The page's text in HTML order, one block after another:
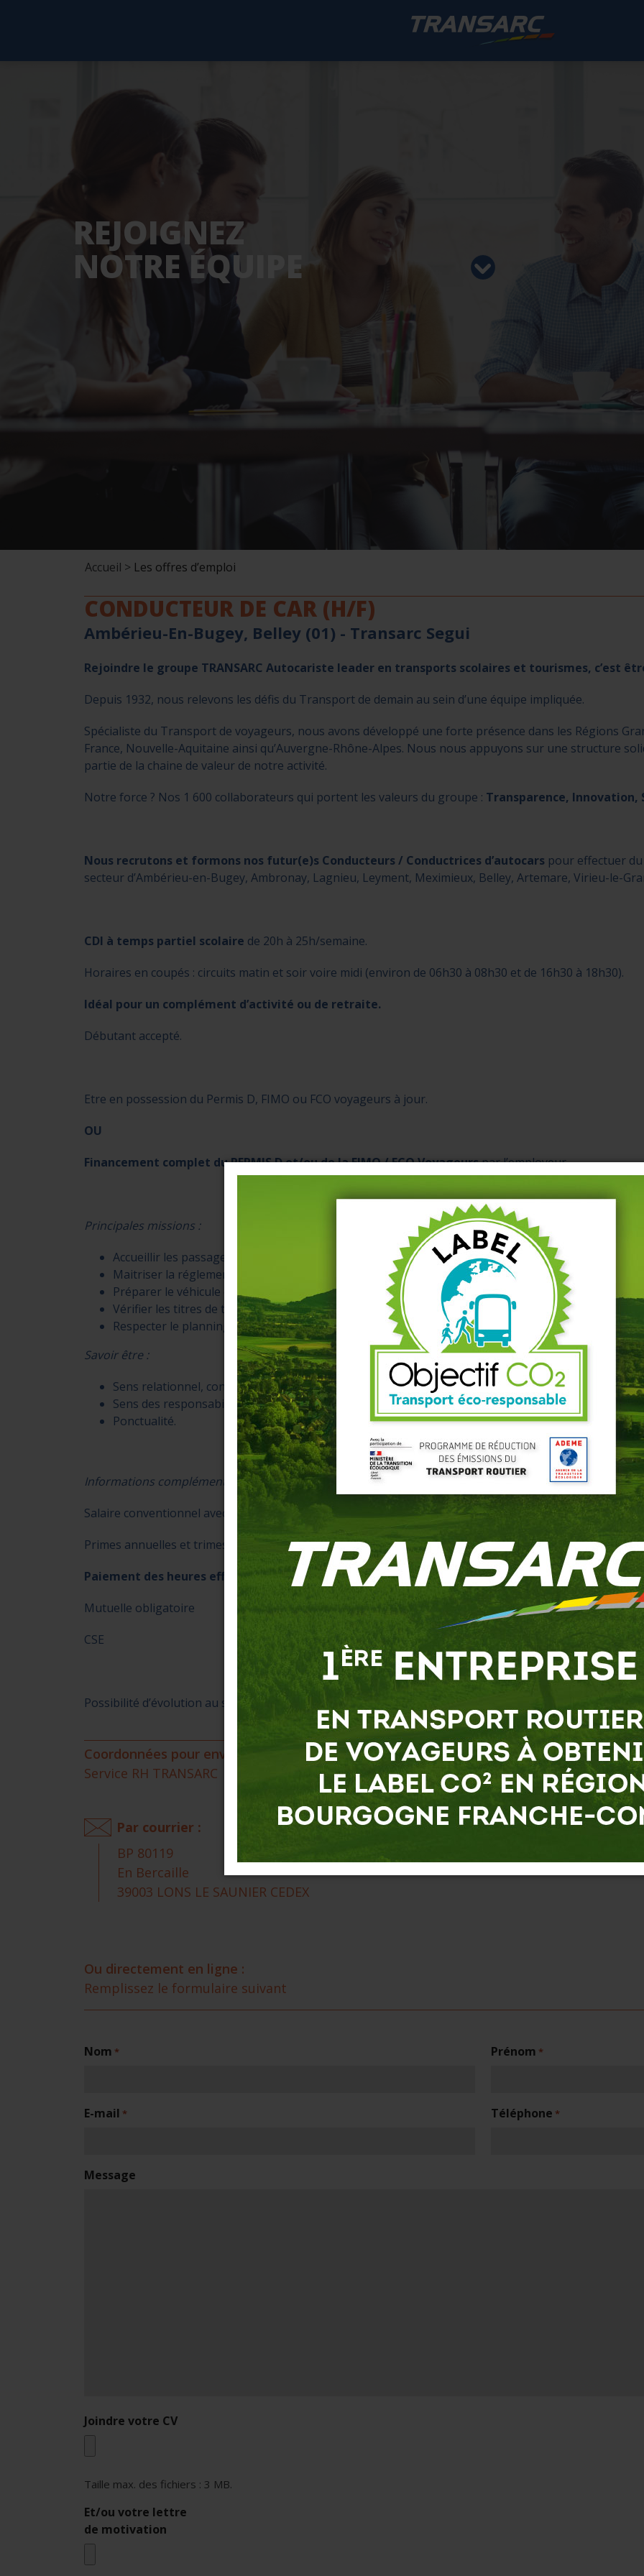
REJOIGNEZ
NOTRE ÉQUIPE
Accueil > Les offres d’emploi
CONDUCTEUR DE CAR (H/F)
Ambérieu-En-Bugey, Belley (01) - Transarc Segui
Rejoindre le groupe TRANSARC Autocariste leader en transports scolaires et tourismes, c’est
Depuis 1932, nous relevons les défis du Transport de demain au sein d’une équipe impliquée.
Spécialiste du Transport de voyageurs, nous avons développé une forte présence dans les Régions
France, Nouvelle-Aquitaine ainsi qu’Auvergne-Rhône-Alpes. Nous nous appuyons sur une structure
partie de la chaine de valeur de notre activité.
Notre force ? Nos 1 600 collaborateurs qui portent les valeurs du groupe : Transparence, Innovation,
Nous recrutons et formons nos futur(e)s Conducteurs / Conductrices d’autocars pour effectuer
secteur d’Ambérieu-en-Bugey, Ambronay, Lagnieu, Leyment, Meximieux, Belley, Artemare, Virieu-le-
CDI à temps partiel scolaire de 20h à 25h/semaine.
Horaires en coupés : circuits matin et soir voire midi (environ de 06h30 à 08h30 et de 16h30 à 18h30).
Idéal pour un complément d’activité ou de retraite.
Débutant accepté.
Etre en possession du Permis D, FIMO ou FCO voyageurs à jour.
OU
Financement complet du PERMIS D et/ou de la FIMO / FCO Voyageurspar l’employeur.
Principales missions :
Accueillir les passagers
Maitriser la réglementation du transport de personnes.
Préparer le véhicule et contrôler l’état de fonctionnement du véhicule.
Vérifier les titres de transport et assurer l’encaissement
Respecter le planning et les fiches horaires, prévoir les aléas
Savoir être :
Sens relationnel, contact
Sens des responsabilités
Ponctualité.
Informations complémentaires :
Salaire conventionnel avec 13e mois
Primes annuelles et trimestrielles.
Paiement des heures effectuées au titre du transport occasionnel en heures supplémentaires à
Mutuelle obligatoire
CSE
Possibilité d’évolution au sein de la société (tourisme, lignes régulières,…)
Coordonnées pour envoyer votre CV et lettre de motivation :
Service RH TRANSARC
Par courrier :
BP 80119
En Bercaille
39003 LONS LE SAUNIER CEDEX
Par e-mail:
Ou directement en ligne :
Remplissez le formulaire suivant
Nom * Prénom *
E-mail * Téléphone *
Message
Joindre votre CV
Taille max. des fichiers : 3 MB.
Et/ou votre lettre
de motivation